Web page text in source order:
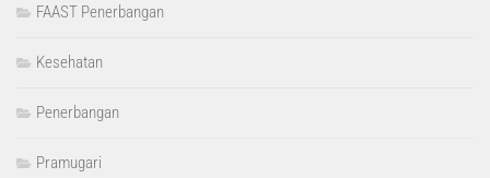
FAAST Penerbangan
Kesehatan
Penerbangan
Pramugari